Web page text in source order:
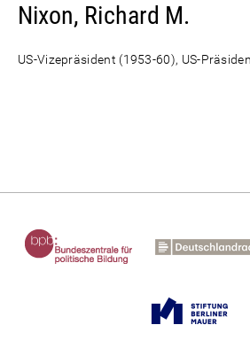
Nixon, Richard M.
US-Vizepräsident (1953-60), US-